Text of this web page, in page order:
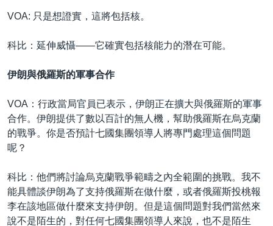
VOA: 只是想證實，這將包括核。
科比：延伸威懾——它確實包括核能力的潛在可能。
伊朗與俄羅斯的軍事合作
VOA：行政當局官員已表示，伊朗正在擴大與俄羅斯的軍事
合作。伊朗提供了數以百計的無人機，幫助俄羅斯在烏克蘭
的戰爭。你是否預計七國集團領導人將專門處理這個問題
呢？
科比：他們將討論烏克蘭戰爭範疇之內全範圍的挑戰。我不
能具體談伊朗為了支持俄羅斯在做什麼，或者俄羅斯投桃報
李在該地區做什麼來支持伊朗。但是這個問題對我們當然來
說不是陌生的，對任何七國集團領導人來說，也不是陌生